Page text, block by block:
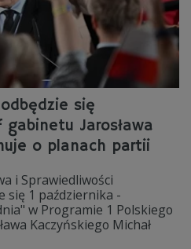
się
gabinetu Jarosława
o planach partii
i Sprawiedliwości
się 1 października -
w Programie 1 Polskiego
Kaczyńskiego Michał